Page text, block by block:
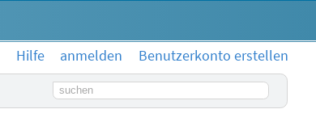
Hilfe anmelden
Benutzerkonto erstellen
Suchbegriff